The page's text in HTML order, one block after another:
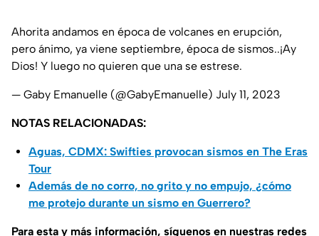
Ahorita andamos en época de volcanes en erupción,
pero ánimo, ya viene septiembre, época de sismos..¡Ay
Dios! Y luego no quieren que una se estrese.
— Gaby Emanuelle (@GabyEmanuelle) July 11, 2023
NOTAS RELACIONADAS:
Aguas, CDMX: Swifties provocan sismos en The Eras
Tour
Además de no corro, no grito y no empujo, ¿cómo
me protejo durante un sismo en Guerrero?
Para esta y más información, síguenos en nuestras redes